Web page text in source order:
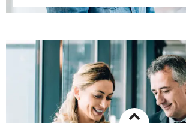
grandissante dont jouisse...
LIRE L'ARTICLE COMPLET